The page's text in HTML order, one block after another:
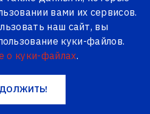
вами их сервисов.
наш сайт, вы
куки-файлов.
о куки-файлах.